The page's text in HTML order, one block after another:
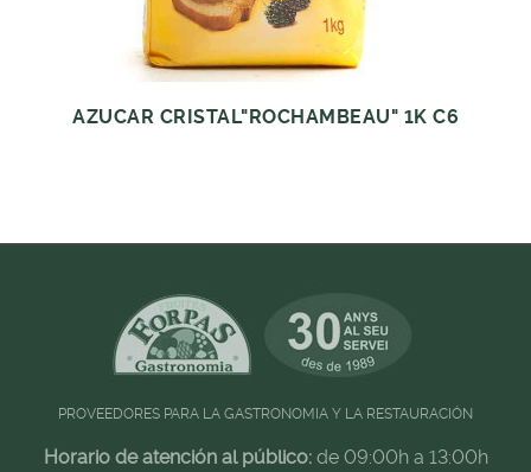
AZUCAR CRISTAL"ROCHAMBEAU" 1K C6
PROVEEDORES PARA LA GASTRONOMIA Y LA RESTAURACIÓN
Horario de atención al público:de 09:00h a 13:00h